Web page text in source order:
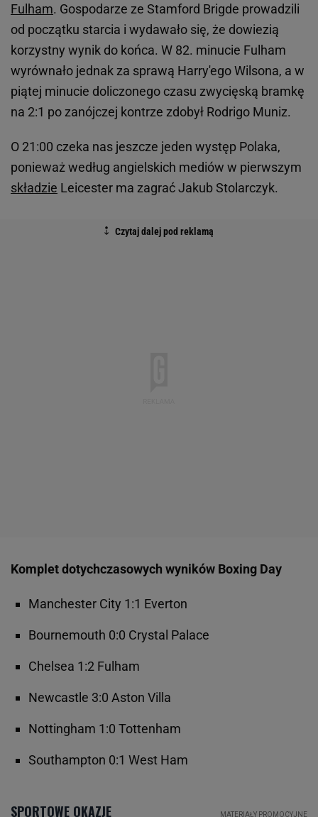
Fulham. Gospodarze ze Stamford Brigde prowadzili
od początku starcia i wydawało się, że dowiezią
korzystny wynik do końca. W 82. minucie Fulham
wyrównało jednak za sprawą Harry'ego Wilsona, a w
piątej minucie doliczonego czasu zwycięską bramkę
na 2:1 po zanójczej kontrze zdobył Rodrigo Muniz.
O 21:00 czeka nas jeszcze jeden występ Polaka,
ponieważ według angielskich mediów w pierwszym
składzie Leicester ma zagrać Jakub Stolarczyk.
Komplet dotychczasowych wyników Boxing Day
Manchester City 1:1 Everton
Bournemouth 0:0 Crystal Palace
Chelsea 1:2 Fulham
Newcastle 3:0 Aston Villa
Nottingham 1:0 Tottenham
Southampton 0:1 West Ham